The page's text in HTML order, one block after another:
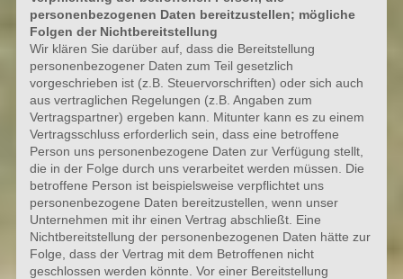
personenbezogenen Daten bereitzustellen; mögliche
Folgen der Nichtbereitstellung
Wir klären Sie darüber auf, dass die Bereitstellung
personenbezogener Daten zum Teil gesetzlich
vorgeschrieben ist (z.B. Steuervorschriften) oder sich auch
aus vertraglichen Regelungen (z.B. Angaben zum
Vertragspartner) ergeben kann. Mitunter kann es zu einem
Vertragsschluss erforderlich sein, dass eine betroffene
Person uns personenbezogene Daten zur Verfügung stellt,
die in der Folge durch uns verarbeitet werden müssen. Die
betroffene Person ist beispielsweise verpflichtet uns
personenbezogene Daten bereitzustellen, wenn unser
Unternehmen mit ihr einen Vertrag abschließt. Eine
Nichtbereitstellung der personenbezogenen Daten hätte zur
Folge, dass der Vertrag mit dem Betroffenen nicht
geschlossen werden könnte. Vor einer Bereitstellung